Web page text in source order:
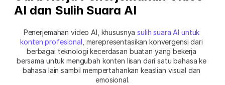
AI dan Sulih Suara AI
Penerjemahan video AI, khususnya sulih suara AI untuk
konten profesional , merepresentasikan konvergensi dari
berbagai teknologi kecerdasan buatan yang bekerja
bersama untuk mengubah konten lisan dari satu bahasa ke
bahasa lain sambil mempertahankan keaslian visual dan
emosional.